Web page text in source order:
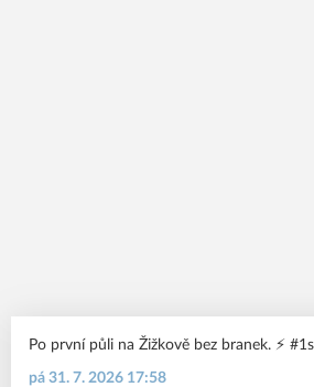
Po první půli na
pá 31. 7. 2026 17:58